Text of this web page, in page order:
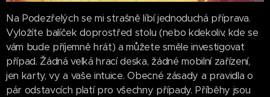
Na Podezřelých se mi strašně líbí jednoduchá příprava.
Vyložíte balíček doprostřed stolu (nebo kdekoliv, kde se
vám bude příjemně hrát) a můžete směle investigovat
případ. Žádná velká hrací deska, žádné mobilní zařízení,
jen karty, vy a vaše intuice. Obecné zásady a pravidla o
pár odstavcích platí pro všechny případy. Příběhy jsou